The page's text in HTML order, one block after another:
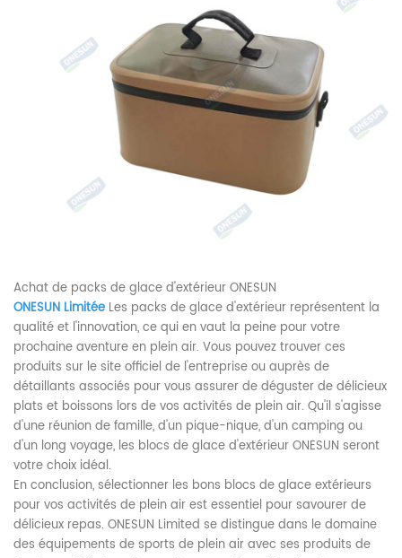
Achat de packs de glace d'extérieur ONESUN
ONESUN Limitée Les packs de glace d'extérieur représentent la
qualité et l'innovation, ce qui en vaut la peine pour votre
prochaine aventure en plein air. Vous pouvez trouver ces
produits sur le site officiel de l'entreprise ou auprès de
détaillants associés pour vous assurer de déguster de délicieux
plats et boissons lors de vos activités de plein air. Qu'il s'agisse
d'une réunion de famille, d'un pique-nique, d'un camping ou
d'un long voyage, les blocs de glace d'extérieur ONESUN seront
votre choix idéal.
En conclusion, sélectionner les bons blocs de glace extérieurs
pour vos activités de plein air est essentiel pour savourer de
délicieux repas. ONESUN Limited se distingue dans le domaine
des équipements de sports de plein air avec ses produits de